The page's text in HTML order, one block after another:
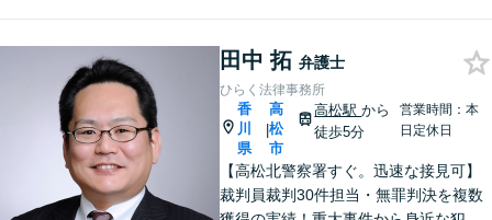
田中 拓 弁護士
ひらく法律事務所
香
川
県
|
高
松
市
高松駅から
徒歩5分
営業時間：本
日定休日
【高松北警察署すぐ。迅速な接見可】
裁判員裁判30件担当・無罪判決を複数